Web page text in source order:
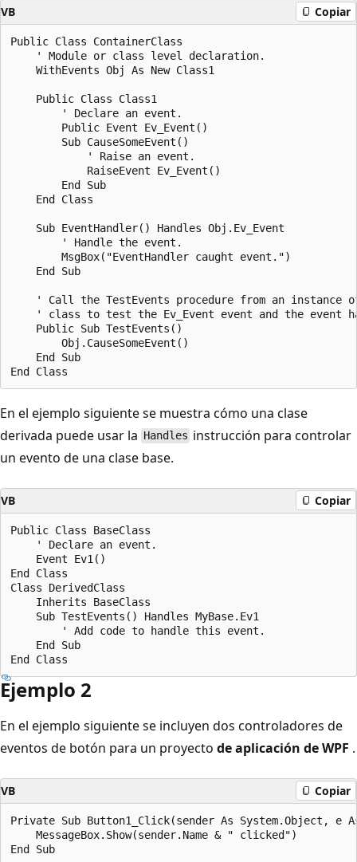
VB Copiar
Public Class ContainerClass
    ' Module or class level declaration.
    WithEvents Obj As New Class1
    Public Class Class1
        ' Declare an event.
        Public Event Ev_Event()
        Sub CauseSomeEvent()
            ' Raise an event.
            RaiseEvent Ev_Event()
        End Sub
    End Class
    Sub EventHandler() Handles Obj.Ev_Event
        ' Handle the event.
        MsgBox("EventHandler caught event.")
    End Sub
' Call the TestEvents procedure from an instance
' class to test the Ev_Event event and the event
    Public Sub TestEvents()
        Obj.CauseSomeEvent()
    End Sub
En el ejemplo siguiente se muestra cómo una clase
derivada puede usar la Handles instrucción para controlar
un evento de una clase base.
VB Copiar
Public Class BaseClass
    ' Declare an event.
    Event Ev1()
End Class
Class DerivedClass
    Inherits BaseClass
    Sub TestEvents() Handles MyBase.Ev1
        ' Add code to handle this event.
    End Sub
Ejemplo 2
En el ejemplo siguiente se incluyen dos controladores de
eventos de botón para un proyecto de aplicación de WPF .
VB Copiar
Private Sub Button1_Click(sender As System.Object, e
    MessageBox.Show(sender.Name & " clicked")
End Sub